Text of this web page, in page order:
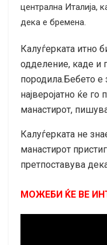
централна Италија,
дека е бремена.
Калуѓерката итно
одделение, каде и
породила.Бебето е
најверојатно ќе го
манастирот,
Калуѓерката не
манастирот
претпоставува
МОЖЕБИ ЌЕ ВЕ